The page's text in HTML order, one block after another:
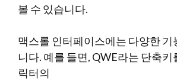
볼 수 있습니다.
맥스롤 인터페이스에는 다양한 기
니다. 예를 들면, QWE라는 단축키
릭터의